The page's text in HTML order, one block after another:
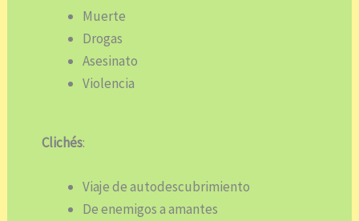
Muerte
Drogas
Asesinato
Violencia
Clichés:
Viaje de autodescubrimiento
De enemigos a amantes